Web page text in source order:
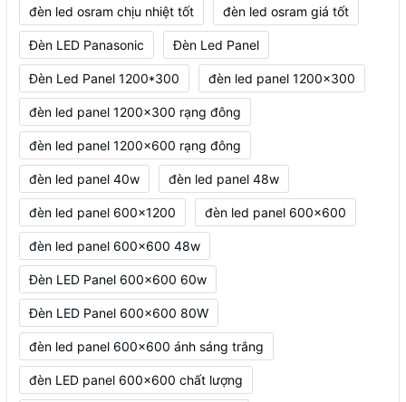
đèn led osram chịu nhiệt tốt đèn led osram giá tốt
Đèn LED Panasonic Đèn Led Panel
Đèn Led Panel 1200*300 đèn led panel 1200x300
đèn led panel 1200x300 rạng đông
đèn led panel 1200x600 rạng đông
đèn led panel 40w đèn led panel 48w
đèn led panel 600x1200 đèn led panel 600x600
đèn led panel 600x600 48w
Đèn LED Panel 600x600 60w
Đèn LED Panel 600x600 80W
đèn led panel 600x600 ánh sáng trắng
đèn LED panel 600x600 chất lượng